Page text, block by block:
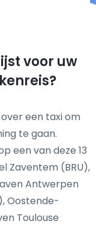
voor uw
een taxi om
te gaan.
een van deze 13
Zaventem (BRU),
Antwerpen
Oostende-
Toulouse